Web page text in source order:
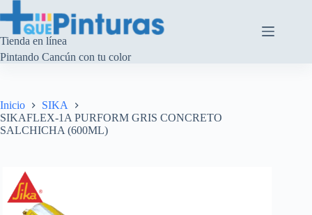
al
contenido
Tienda en línea
Pintando Cancún con tu color
Inicio
SIKA
SIKAFLEX-1A PURFORM GRIS CONCRETO
SALCHICHA (600ML)